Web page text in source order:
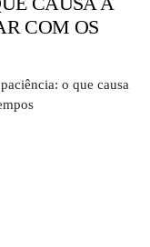
COM OS
o que causa